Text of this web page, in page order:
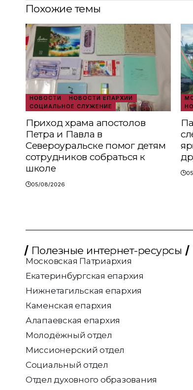
Похожие темы
НОВОСТИ
НОВОСТИ ЕПАРХИИ
СОЦИАЛЬНОЕ СЛУЖЕНИЕ
Приход храма апостолов
Петра и Павла в
Североуральске помог детям
сотрудников собраться к
школе
05/08/2026
Полезные интернет-ресурсы
Московская Патриархия
Екатеринбургская епархия
Нижнетагильская епархия
Каменская епархия
Алапаевская епархия
Молодёжный отдел
Миссионерский отдел
Социальный отдел
Отдел духовного образования